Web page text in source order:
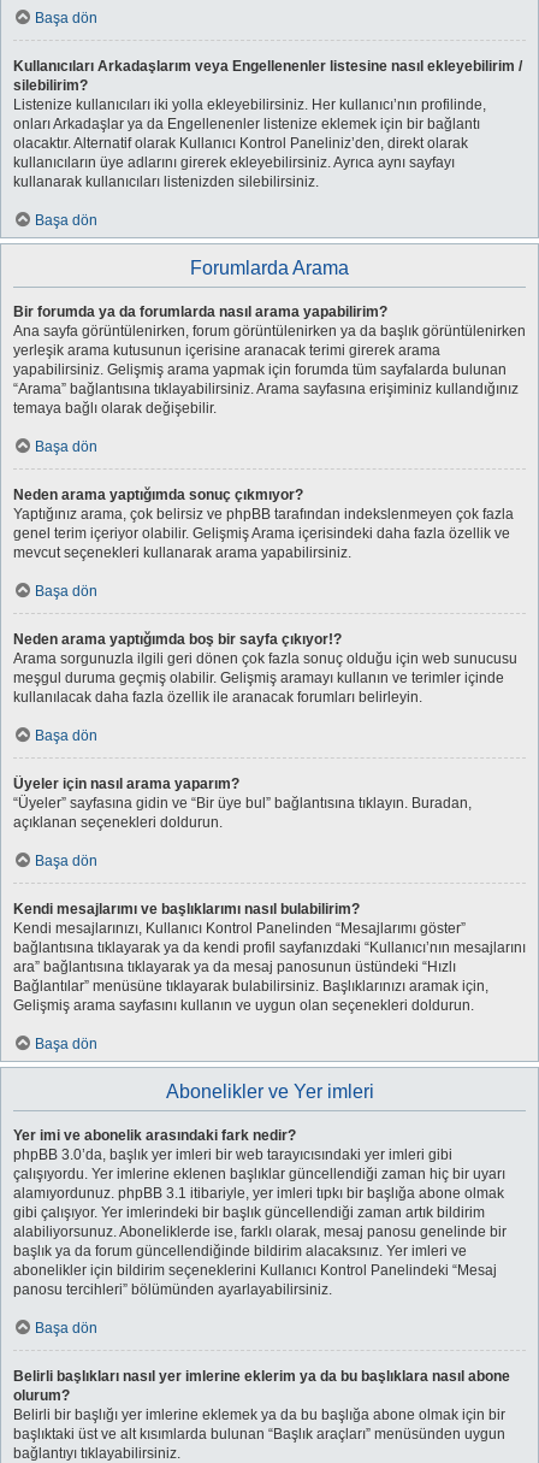
Başa dön
Kullanıcıları Arkadaşlarım veya Engellenenler listesine nasıl ekleyebilirim /
silebilirim?
Listenize kullanıcıları iki yolla ekleyebilirsiniz. Her kullanıcı’nın profilinde,
onları Arkadaşlar ya da Engellenenler listenize eklemek için bir bağlantı
olacaktır. Alternatif olarak Kullanıcı Kontrol Paneliniz’den, direkt olarak
kullanıcıların üye adlarını girerek ekleyebilirsiniz. Ayrıca aynı sayfayı
kullanarak kullanıcıları listenizden silebilirsiniz.
Başa dön
Forumlarda Arama
Bir forumda ya da forumlarda nasıl arama yapabilirim?
Ana sayfa görüntülenirken, forum görüntülenirken ya da başlık görüntülenirken
yerleşik arama kutusunun içerisine aranacak terimi girerek arama
yapabilirsiniz. Gelişmiş arama yapmak için forumda tüm sayfalarda bulunan
“Arama” bağlantısına tıklayabilirsiniz. Arama sayfasına erişiminiz kullandığınız
temaya bağlı olarak değişebilir.
Başa dön
Neden arama yaptığımda sonuç çıkmıyor?
Yaptığınız arama, çok belirsiz ve phpBB tarafından indekslenmeyen çok fazla
genel terim içeriyor olabilir. Gelişmiş Arama içerisindeki daha fazla özellik ve
mevcut seçenekleri kullanarak arama yapabilirsiniz.
Başa dön
Neden arama yaptığımda boş bir sayfa çıkıyor!?
Arama sorgunuzla ilgili geri dönen çok fazla sonuç olduğu için web sunucusu
meşgul duruma geçmiş olabilir. Gelişmiş aramayı kullanın ve terimler içinde
kullanılacak daha fazla özellik ile aranacak forumları belirleyin.
Başa dön
Üyeler için nasıl arama yaparım?
“Üyeler” sayfasına gidin ve “Bir üye bul” bağlantısına tıklayın. Buradan,
açıklanan seçenekleri doldurun.
Başa dön
Kendi mesajlarımı ve başlıklarımı nasıl bulabilirim?
Kendi mesajlarınızı, Kullanıcı Kontrol Panelinden “Mesajlarımı göster”
bağlantısına tıklayarak ya da kendi profil sayfanızdaki “Kullanıcı’nın mesajlarını
ara” bağlantısına tıklayarak ya da mesaj panosunun üstündeki “Hızlı
Bağlantılar” menüsüne tıklayarak bulabilirsiniz. Başlıklarınızı aramak için,
Gelişmiş arama sayfasını kullanın ve uygun olan seçenekleri doldurun.
Başa dön
Abonelikler ve Yer imleri
Yer imi ve abonelik arasındaki fark nedir?
phpBB 3.0’da, başlık yer imleri bir web tarayıcısındaki yer imleri gibi
çalışıyordu. Yer imlerine eklenen başlıklar güncellendiği zaman hiç bir uyarı
alamıyordunuz. phpBB 3.1 itibariyle, yer imleri tıpkı bir başlığa abone olmak
gibi çalışıyor. Yer imlerindeki bir başlık güncellendiği zaman artık bildirim
alabiliyorsunuz. Aboneliklerde ise, farklı olarak, mesaj panosu genelinde bir
başlık ya da forum güncellendiğinde bildirim alacaksınız. Yer imleri ve
abonelikler için bildirim seçeneklerini Kullanıcı Kontrol Panelindeki “Mesaj
panosu tercihleri” bölümünden ayarlayabilirsiniz.
Başa dön
Belirli başlıkları nasıl yer imlerine eklerim ya da bu başlıklara nasıl abone
olurum?
Belirli bir başlığı yer imlerine eklemek ya da bu başlığa abone olmak için bir
başlıktaki üst ve alt kısımlarda bulunan “Başlık araçları” menüsünden uygun
bağlantıyı tıklayabilirsiniz.